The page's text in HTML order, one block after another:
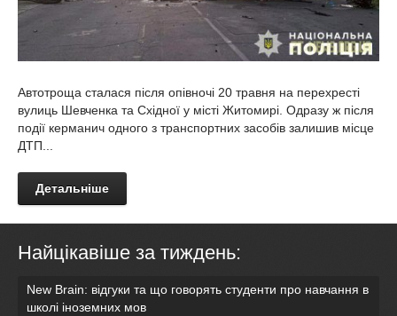
Автотроща сталася після опівночі 20 травня на перехресті
вулиць Шевченка та Східної у місті Житомирі. Одразу ж після
події керманич одного з транспортних засобів залишив місце
ДТП...
Детальніше
Найцікавіше за тиждень:
New Brain: відгуки та що говорять студенти про навчання в
школі іноземних мов